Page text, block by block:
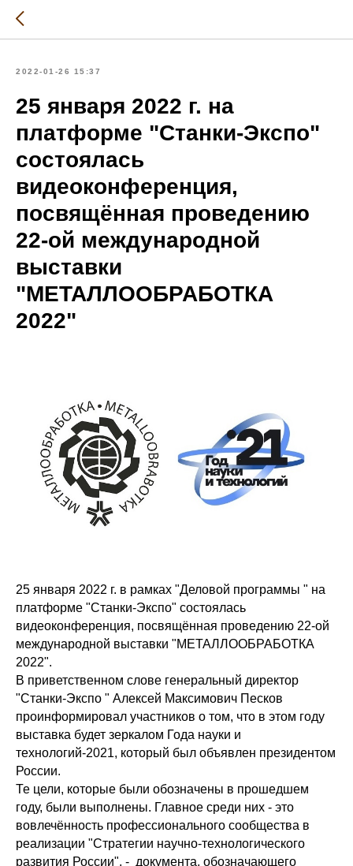
2022-01-26 15:37
25 января 2022 г. на
платформе "Станки-Экспо"
состоялась
видеоконференция,
посвящённая проведению
22-ой международной
выставки
"МЕТАЛЛООБРАБОТКА
2022"
25 января 2022 г. в рамках "Деловой программы " на
платформе "Станки-Экспо" состоялась
видеоконференция, посвящённая проведению 22-ой
международной выставки "МЕТАЛЛООБРАБОТКА
2022".
В приветственном слове генеральный директор
"Станки-Экспо " Алексей Максимович Песков
проинформировал участников о том, что в этом году
выставка будет зеркалом Года науки и
технологий-2021, который был объявлен президентом
России.
Те цели, которые были обозначены в прошедшем
году, были выполнены. Главное среди них - это
вовлечённость профессионального сообщества в
реализации "Стратегии научно-технологического
развития России", - документа, обозначающего